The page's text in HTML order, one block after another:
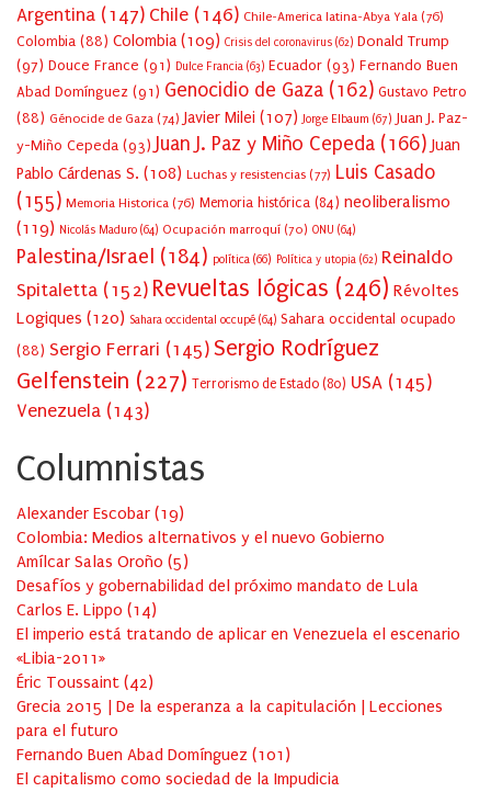
Argentina (147) Chile (146) Chile-America latina-Abya Yala (76)
Colombia (88) Colombia(109) Crisis del coronavirus (62) Donald Trump
(97) Douce France (91) Dulce Francia (63) Ecuador (93) Fernando Buen
Abad Domínguez (91) Genocidio de Gaza (162) Gustavo Petro
(88) Génocide de Gaza (74) Javier Milei (107) Jorge Elbaum (67) Juan J. Paz-
y-Miño Cepeda (93) Juan J. Paz y Miño Cepeda (166) Juan
Pablo Cárdenas S. (108) Luchas y resistencias (77) Luis Casado
(155) Memoria Historica (76) Memoria histórica (84) neoliberalismo
(119) Nicolás Maduro (64) Ocupación marroquí (70) ONU (64)
Palestina/Israel (184) política (66) Política y utopia (62) Reinaldo
Spitaletta (152) Revueltas lógicas (246) Révoltes
Logiques (120) Sahara occidental occupé (64) Sahara occidental ocupado
(88) Sergio Ferrari (145) Sergio Rodríguez
Gelfenstein (227) Terrorismo de Estado (80) USA (145)
Venezuela (143)
Columnistas
Alexander Escobar (19)
Colombia: Medios alternativos y el nuevo Gobierno
Amílcar Salas Oroño (5)
Desafíos y gobernabilidad del próximo mandato de Lula
Carlos E. Lippo (14)
El imperio está tratando de aplicar en Venezuela el escenario
«Libia-2011»
Éric Toussaint (42)
Grecia 2015 | De la esperanza a la capitulación | Lecciones
para el futuro
Fernando Buen Abad Domínguez (101 )
El capitalismo como sociedad de la Impudicia